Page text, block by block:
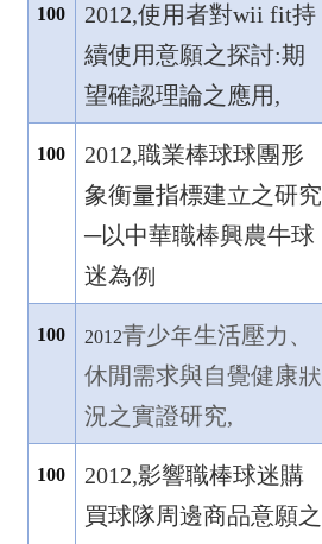
100 2012,使用者對wii fit持
續使用意願之探討:期
望確認理論之應用,
100 2012,職業棒球球團形
象衡量指標建立之研究
─以中華職棒興農牛球
迷為例
100 2012青少年生活壓力、
休閒需求與自覺健康狀
況之實證研究,
100 2012,影響職棒球迷購
買球隊周邊商品意願之